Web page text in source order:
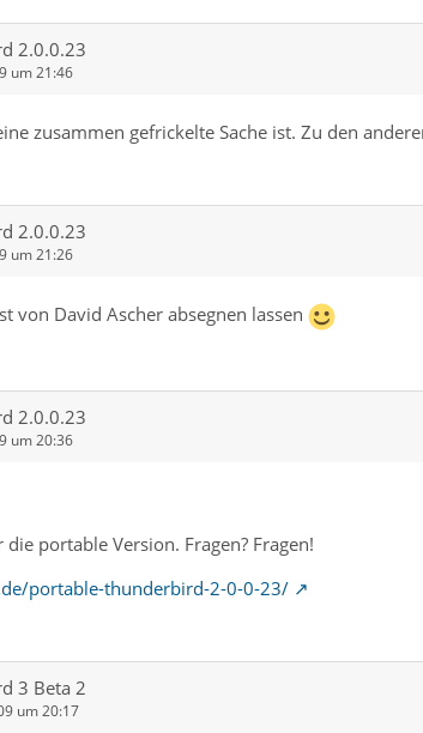
2.0.0.23
um 21:46
zusammen gefrickelte Sache ist. Zu den
2.0.0.23
um 21:26
von David Ascher absegnen lassen
2.0.0.23
um 20:36
portable Version. Fragen? Fragen!
portable-thunderbird-2-0-0-23/
3 Beta 2
um 20:17